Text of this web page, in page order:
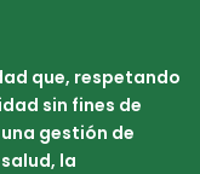
que, respetando
sin fines de
gestión de
la